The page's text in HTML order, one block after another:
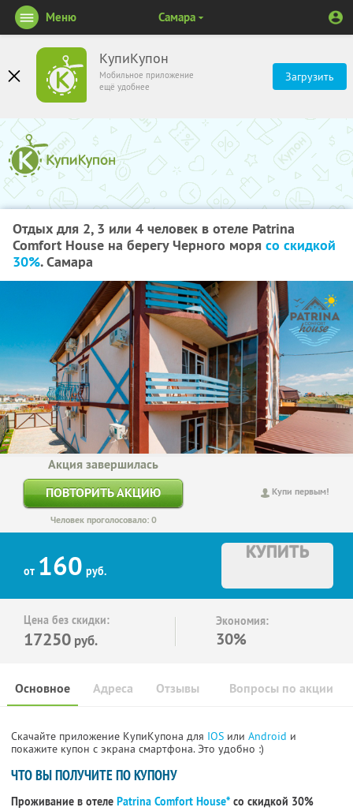
КупиКупон
Мобильное приложение
ещё удобнее
Загрузить
Меню Самара
Отдых для 2, 3 или 4 человек в отеле Patrina
Comfort House на берегу Черного моря со скидкой
30%. Самара
Купи первым!
Акция завершилась
ПОВТОРИТЬ АКЦИЮ
Человек проголосовало: 0
от 160 руб.
КУПИТЬ
Цена без скидки:
17250 руб.
Экономия:
30%
Основное Отзывы Вопросы по акции
Адреса
Скачайте приложение КупиКупона для IOS или Android и
покажите купон с экрана смартфона. Это удобно :)
ЧТО ВЫ ПОЛУЧИТЕ ПО КУПОНУ
Проживание в отеле Patrina Comfort House* со скидкой 30%